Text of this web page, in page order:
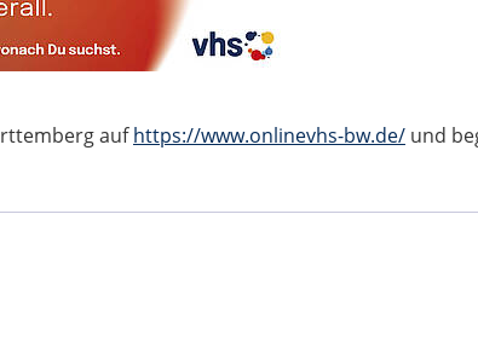
aufhttps://www.onlinevhs-bw.de/ und